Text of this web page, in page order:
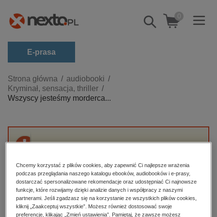
Pokaż/schowaj
wyszukiwarkę
0
E-prasa
Kategorie
Zobacz wszystkie E-prasa
biznesowe, branżowe, gospodarka
darmowe wydania
edukacja
hobby, sport, rozrywka
komputery, internet, technologie, informatyka
Strona główna
audiobooki
Kryminał, sensacja, thriller
Wszyscy jesteśmy morderca...
High-contrast mode
Polecane
Chcemy korzystać z plików cookies, aby zapewnić Ci najlepsze wrażenia
podczas przeglądania naszego katalogu ebooków, audiobooków i e-prasy,
dostarczać spersonalizowane rekomendacje oraz udostępniać Ci najnowsze
funkcje, które rozwijamy dzięki analizie danych i współpracy z naszymi
partnerami. Jeśli zgadzasz się na korzystanie ze wszystkich plików cookies,
kliknij „Zaakceptuj wszystkie”. Możesz również dostosować swoje
preferencje, klikając „Zmień ustawienia”. Pamiętaj, że zawsze możesz